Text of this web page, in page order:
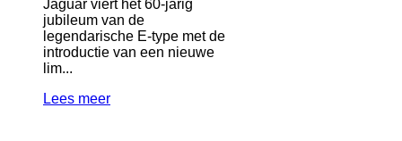
Jaguar viert het 60-jarig
jubileum van de
legendarische E-type met de
introductie van een nieuwe
lim...
Lees meer